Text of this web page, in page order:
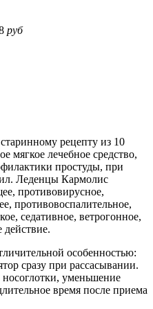
руб
рецепту из 10
мягкое лечебное средство,
простуды, при
Леденцы Кармолис
противовирусное,
противовоспалительное,
седативное, ветрогонное,
действие.
особенностью:
сразу при рассасывании.
уменьшение
время после приема